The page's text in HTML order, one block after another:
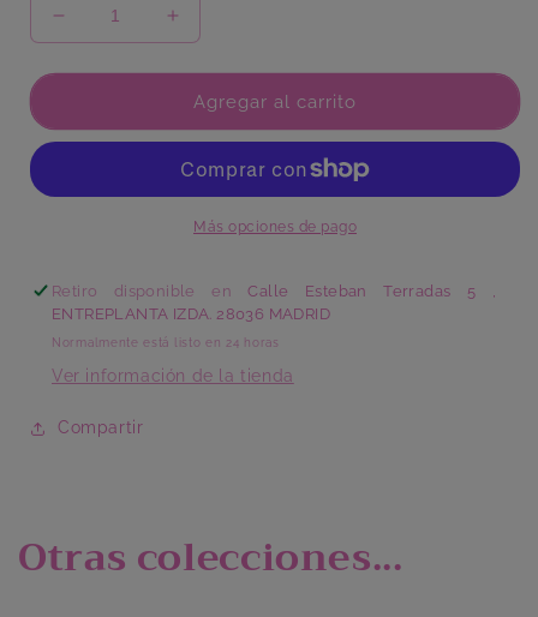
Reducir
cantidad
para
Llano
Aumentar
cantidad
para
Plato
Llano
Agregar al carrito
Más opciones de pago
Retiro disponible enCalle Esteban Terradas 5 ,
ENTREPLANTA IZDA. 28036 MADRID
Normalmente está listo en 24 horas
Ver información de la tienda
Compartir
Otras colecciones...